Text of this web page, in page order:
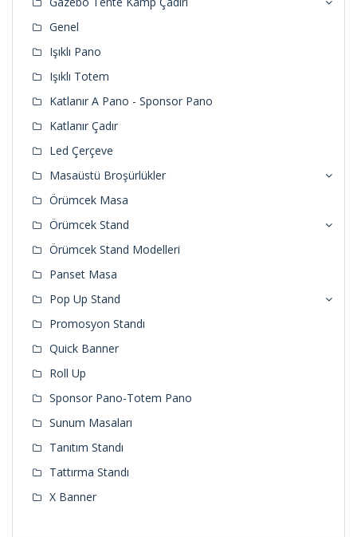
Genel
Işıklı Pano
Işıklı Totem
Katlanır A Pano - Sponsor Pano
Katlanır Çadır
Led Çerçeve
Masaüstü Broşürlükler
Örümcek Masa
Örümcek Stand
Örümcek Stand Modelleri
Panset Masa
Pop Up Stand
Promosyon Standı
Quick Banner
Roll Up
Sponsor Pano-Totem Pano
Sunum Masaları
Tanıtım Standı
Tattırma Standı
X Banner